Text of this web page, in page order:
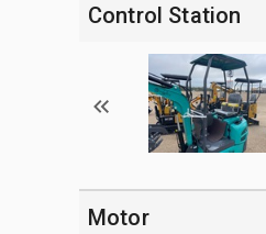
Control Station
Motor